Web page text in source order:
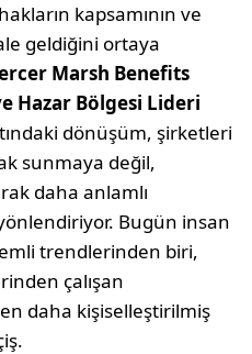
kapsamının ve
geldiğini ortaya
Marsh Benefits
Hazar Bölgesi Lideri
dönüşüm, şirketleri
sunmaya değil,
daha anlamlı
Bugün insan
trendlerinden biri,
çalışan
daha kişiselleştirilmiş